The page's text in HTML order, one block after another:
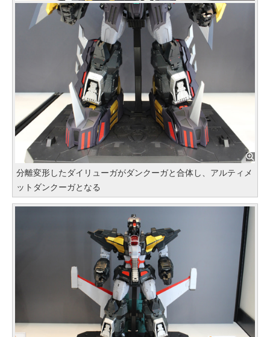
分離変形したダイリューガがダンクーガと合体し、アルティメ
ットダンクーガとなる